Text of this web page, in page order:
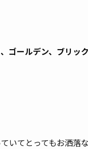
ゴールデン、ブリッ
いてとってもお洒落